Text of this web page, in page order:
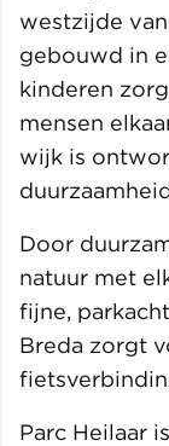
westzijde
gebouwd in
kinderen
mensen
wijk is
Door
natuur met
fijne,
Breda zorgt
Parc Heilaar